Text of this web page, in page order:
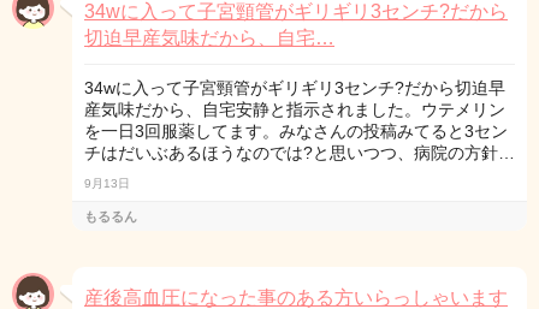
34wに入って子宮頸管がギリギリ3センチ?だから
切迫早産気味だから、自宅…
34wに入って子宮頸管がギリギリ3センチ?だから切迫早
産気味だから、自宅安静と指示されました。ウテメリン
を一日3回服薬してます。みなさんの投稿みてると3セン
チはだいぶあるほうなのでは?と思いつつ、病院の方針…
9月13日
もるるん
産後高血圧になった事のある方いらっしゃいます